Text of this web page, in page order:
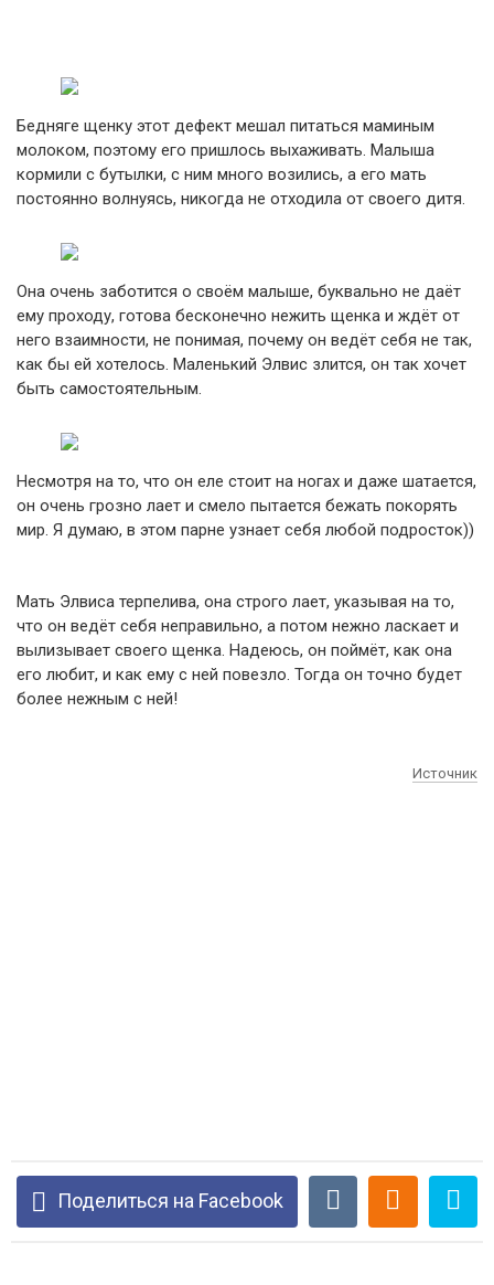
Бедняге щенку этот дефект мешал питаться маминым
молоком, поэтому его пришлось выхаживать. Малыша
кормили с бутылки, с ним много возились, а его мать
постоянно волнуясь, никогда не отходила от своего дитя.
Она очень заботится о своём малыше, буквально не даёт
ему проходу, готова бесконечно нежить щенка и ждёт от
него взаимности, не понимая, почему он ведёт себя не так,
как бы ей хотелось. Маленький Элвис злится, он так хочет
быть самостоятельным.
Несмотря на то, что он еле стоит на ногах и даже шатается,
он очень грозно лает и смело пытается бежать покорять
мир. Я думаю, в этом парне узнает себя любой подросток))
Мать Элвиса терпелива, она строго лает, указывая на то,
что он ведёт себя неправильно, а потом нежно ласкает и
вылизывает своего щенка. Надеюсь, он поймёт, как она
его любит, и как ему с ней повезло. Тогда он точно будет
более нежным с ней!
Источник
Поделиться на Facebook